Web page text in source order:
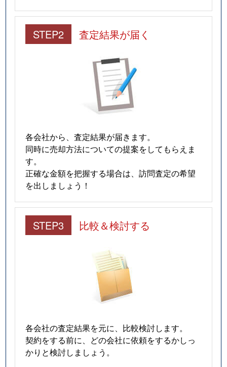
STEP2 査定結果が届く
各会社から、査定結果が届きます。
同時に売却方法についての提案をしてもらえま
す。
正確な金額を把握する場合は、訪問査定の希望
を出しましょう！
STEP3 比較＆検討する
各会社の査定結果を元に、比較検討します。
契約をする前に、どの会社に依頼をするかしっ
かりと検討しましょう。